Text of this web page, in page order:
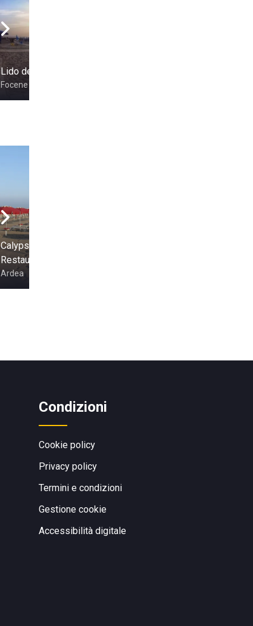
Lido del Carabiniere
Focene
Calypso Beach
Restaurant
Ardea
Condizioni
Cookie policy
Privacy policy
Termini e condizioni
Gestione cookie
Accessibilità digitale